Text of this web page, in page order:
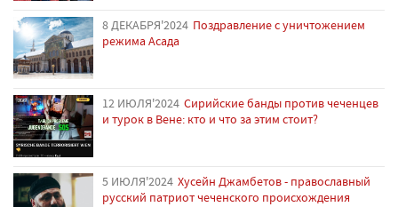
8 ДЕКАБРЯ'2024 Поздравление с уничтожением
режима Асада
12 ИЮЛЯ'2024 Сирийские банды против чеченцев
и турок в Вене: кто и что за этим стоит?
5 ИЮЛЯ'2024 Хусейн Джамбетов - православный
русский патриот чеченского происхождения